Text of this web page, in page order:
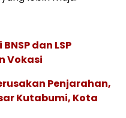
dan LSP
Vokasi
Penjarahan,
Kutabumi, Kota